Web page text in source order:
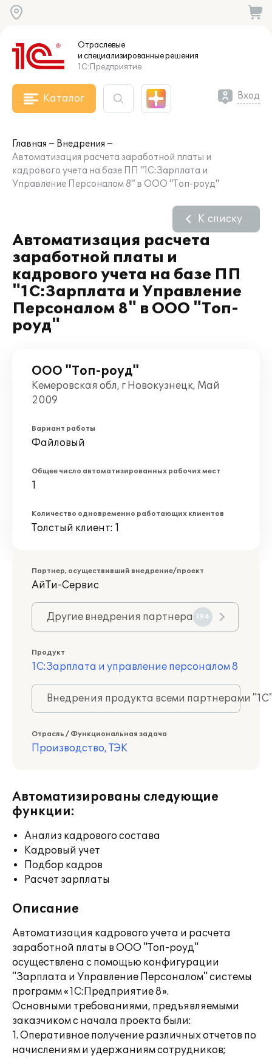
Отраслевые
и специализированныерешения
1С:Предприятие
Каталог Вход
Главная
Внедрения
Автоматизация расчета заработной платы и
кадрового учета на базе ПП "1С:Зарплата и
Управление Персоналом 8" в ООО "Топ-роуд"
Автоматизация расчета
заработной платы и
кадрового учета на базе ПП
"1С:Зарплата и Управление
Персоналом 8" в ООО "Топ-
роуд"
К списку
ООО "Топ-роуд"
Кемеровская обл, г Новокузнецк, Май
2009
Вариант работы
Файловый
Общее число автоматизированных рабочих мест
1
Количество одновременно работающих клиентов
Толстый клиент: 1
Партнер, осуществивший внедрение/проект
АйТи-Сервис
Другие внедрения партнера 194
Продукт
1С:Зарплата и управление персоналом 8
Внедрения продукта всеми партнерами
Отрасль / Функциональная задача
Производство, ТЭК
Автоматизированы следующие
функции:
Анализ кадрового состава
Кадровый учет
Подбор кадров
Расчет зарплаты
Описание
Автоматизация кадрового учета и расчета
заработной платы в ООО "Топ-роуд"
осуществлена с помощью конфигурации
"Зарплата и Управление Персоналом" системы
программ «1С:Предприятие 8».
Основными требованиями, предъявляемыми
заказчиком с начала проекта были:
1. Оперативное получение различных отчетов по
начислениям и удержаниям сотрудников;